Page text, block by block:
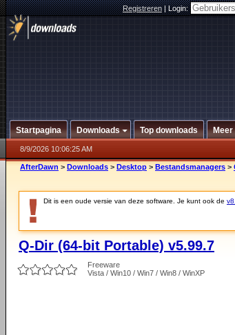
Registreren|Login:
Startpagina Downloads Top downloads Meer
8/9/2026 10:06:25 AM
AfterDawn > Downloads > Desktop > Bestandsmanagers >
Dit is een oude versie van deze software. Je kunt ook de
Q-Dir (64-bit Portable) v5.99.7
Freeware
Vista / Win10 / Win7 / Win8 / WinXP